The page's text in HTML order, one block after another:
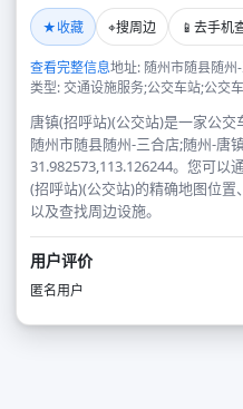
★收藏 ⌖搜周边 📱 去手机
查看完整信息地址: 随州市随县随州
类型: 交通设施服务;公交车站;公交
唐镇(招呼站)(公交站)是一家公交
随州市随县随州-三合店;随州-唐
31.982573,113.126244。您可以
(招呼站)(公交站)的精确地图位置
以及查找周边设施。
用户评价
匿名用户